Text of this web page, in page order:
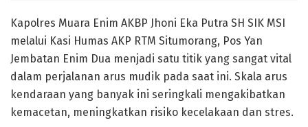
Kapolres Muara Enim AKBP Jhoni Eka Putra SH SIK MSI
melalui Kasi Humas AKP RTM Situmorang, Pos Yan
Jembatan Enim Dua menjadi satu titik yang sangat vital
dalam perjalanan arus mudik pada saat ini. Skala arus
kendaraan yang banyak ini seringkali mengakibatkan
kemacetan, meningkatkan risiko kecelakaan dan stres.